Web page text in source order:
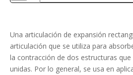
Una articulación de expansión
articulación que se utiliza para
la contracción de dos estructuras
unidas. Por lo general, se usa en